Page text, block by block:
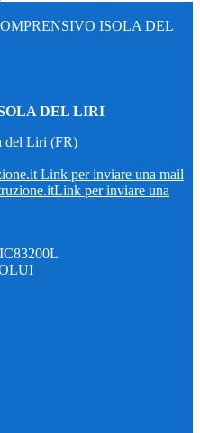
ISOLA DEL
DEL LIRI
del Liri (FR)
Link per inviare una mail
Link per inviare una